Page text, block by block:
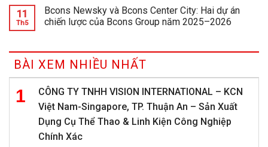
11
Th5
Bcons Newsky và Bcons Center City: Hai dự án
chiến lược của Bcons Group năm 2025–2026
BÀI XEM NHIỀU NHẤT
CÔNG TY TNHH VISION INTERNATIONAL – KCN
Việt Nam-Singapore, TP. Thuận An – Sản Xuất
Dụng Cụ Thể Thao & Linh Kiện Công Nghiệp
Chính Xác